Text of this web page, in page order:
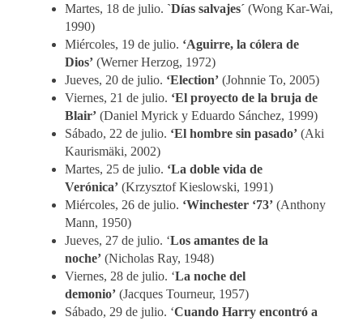
Martes, 18 de julio. `Días salvajes´ (Wong Kar-Wai,
1990)
Miércoles, 19 de julio. ‘Aguirre, la cólera de
Dios’ (Werner Herzog, 1972)
Jueves, 20 de julio. ‘Election’ (Johnnie To, 2005)
Viernes, 21 de julio. ‘El proyecto de la bruja de
Blair’ (Daniel Myrick y Eduardo Sánchez, 1999)
Sábado, 22 de julio. ‘El hombre sin pasado’ (Aki
Kaurismäki, 2002)
Martes, 25 de julio. ‘La doble vida de
Verónica’ (Krzysztof Kieslowski, 1991)
Miércoles, 26 de julio. ‘Winchester ‘73’ (Anthony
Mann, 1950)
Jueves, 27 de julio. ‘Los amantes de la
noche’ (Nicholas Ray, 1948)
Viernes, 28 de julio. ‘La noche del
demonio’ (Jacques Tourneur, 1957)
Sábado, 29 de julio. ‘Cuando Harry encontró a